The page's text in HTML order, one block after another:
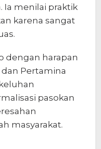
Ia menilai praktik
karena sangat
dengan harapan
Pertamina
pasokan
masyarakat.